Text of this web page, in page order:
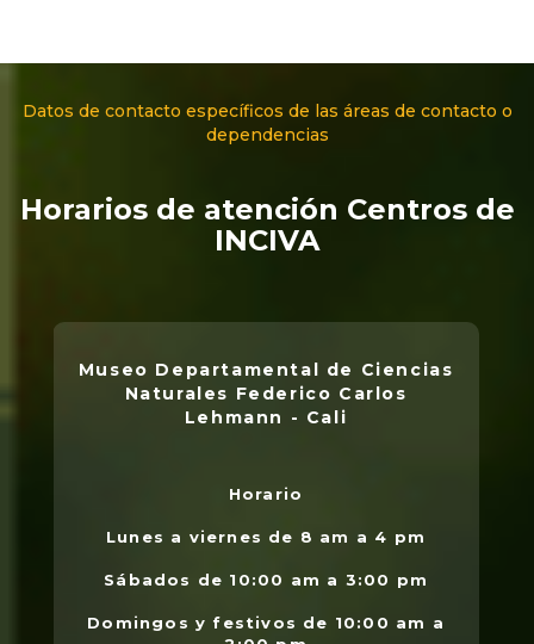
Datos de contacto específicos de las áreas de contacto o
dependencias
Horarios de atención Centros de
INCIVA
Museo Departamental de Ciencias
Naturales Federico Carlos
Lehmann - Cali
Horario
Lunes a viernes de 8 am a 4 pm
Sábados de 10:00 am a 3:00 pm
Domingos y festivos de 10:00 am a